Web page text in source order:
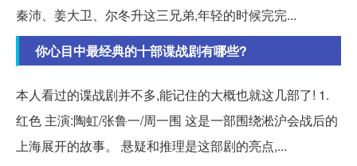
秦沛、姜大卫、尔冬升这三兄弟,年轻的时候完完...
你心目中最经典的十部谍战剧有哪些?
本人看过的谍战剧并不多,能记住的大概也就这几部了! 1.
红色 主演:陶虹/张鲁一/周一围 这是一部围绕淞沪会战后的
上海展开的故事。 悬疑和推理是这部剧的亮点,...